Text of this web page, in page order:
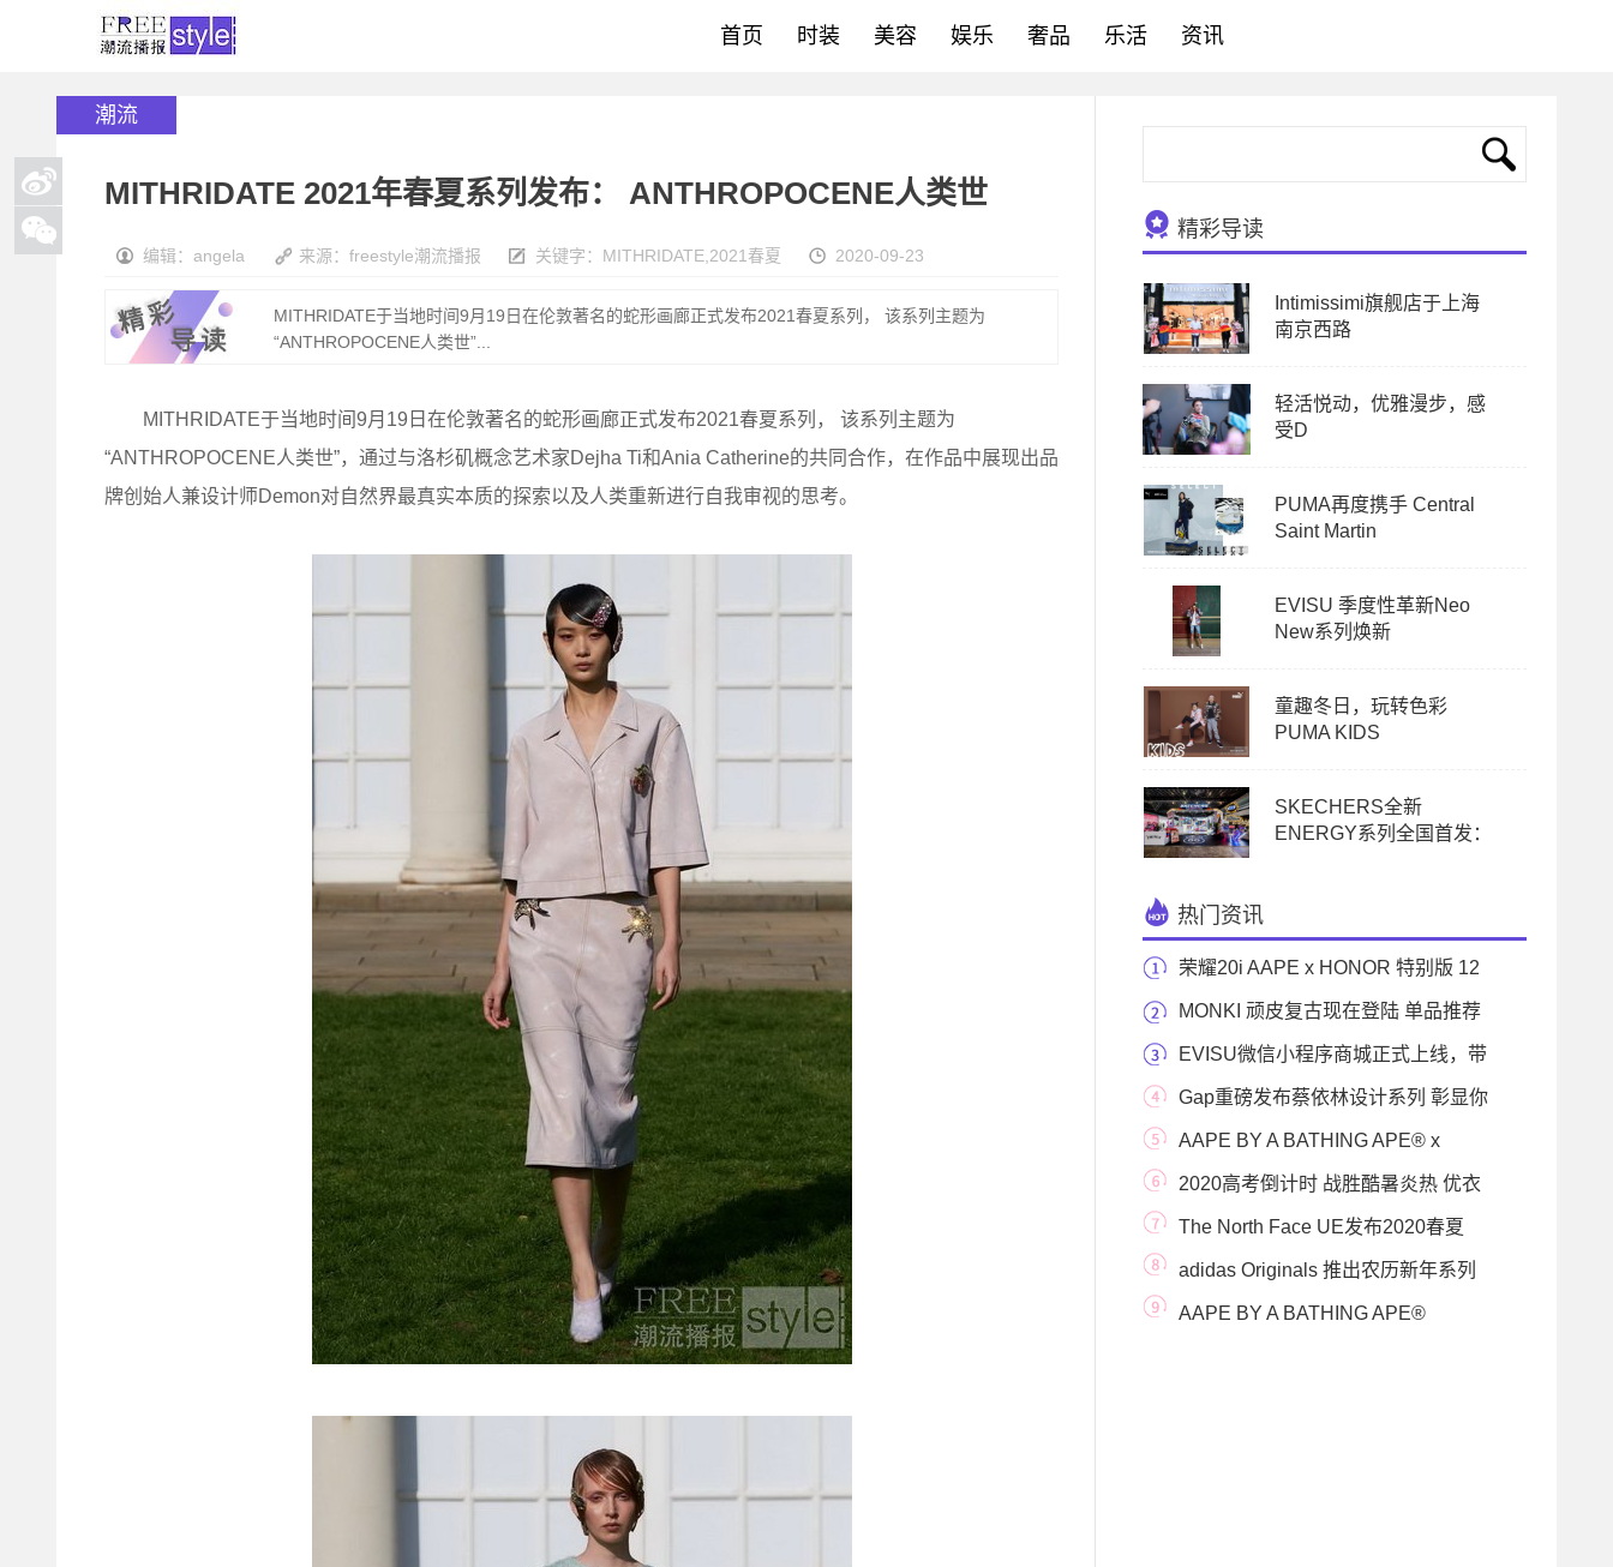
首页 时装 美容 娱乐 奢品 乐活 资讯
潮流
MITHRIDATE 2021年春夏系列发布： ANTHROPOCENE人类世
编辑：angela 来源：freestyle潮流播报 关键字： MITHRIDATE 2021春夏 2020-09-23
MITHRIDATE于当地时间9月19日在伦敦著名的蛇形画廊正式发布2021春夏系列， 该系列主题为
“ANTHROPOCENE人类世”...
MITHRIDATE于当地时间9月19日在伦敦著名的蛇形画廊正式发布2021春夏系列， 该系列主题为
“ANTHROPOCENE人类世”，通过与洛杉矶概念艺术家Dejha Ti和Ania Catherine的共同合作，在作品中展现出品
牌创始人兼设计师Demon对自然界最真实本质的探索以及人类重新进行自我审视的思考。
精彩导读
Intimissimi旗舰店于上海
南京西路
轻活悦动，优雅漫步，感
受D
PUMA再度携手 Central
Saint Martin
EVISU 季度性革新Neo
New系列焕新
童趣冬日，玩转色彩
PUMA KIDS
SKECHERS全新
ENERGY系列全国首发：
热门资讯
荣耀20i AAPE x HONOR 特别版 12
月8日起限量开售
MONKI 顽皮复古现在登陆 单品推荐
EVISU微信小程序商城正式上线，带
来更多品牌惊喜
Gap重磅发布蔡依林设计系列 彰显你
的挑Tee态度
AAPE BY A BATHING APE® x
EASTPAK 联乘系列首度登场
2020高考倒计时 战胜酷暑炎热 优衣
库清爽高功能
The North Face UE发布2020春夏
DENALI Reimagined胶囊系列
adidas Originals 推出农历新年系列
AAPE BY A BATHING APE®